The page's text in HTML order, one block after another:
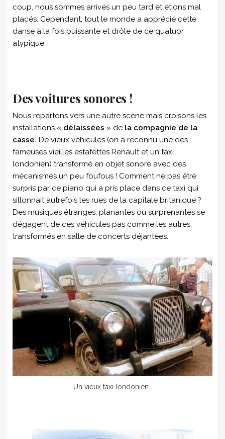
coup, nous sommes arrivés un peu tard et étions mal
placés. Cependant, tout le monde a apprécié cette
danse à la fois puissante et drôle de ce quatuor
atypique.
Des voitures sonores !
Nous repartons vers une autre scène mais croisons les
installations « délaissées » de la compagnie de la
casse. De vieux véhicules (on a reconnu une des
fameuses vieilles estafettes Renault et un taxi
londonien) transformé en objet sonore avec des
mécanismes un peu foufous ! Comment ne pas être
surpris par ce piano qui a pris place dans ce taxi qui
sillonnait autrefois les rues de la capitale britanique ?
Des musiques étranges, planantes ou surprenantes se
dégagent de ces véhicules pas comme les autres,
transformés en salle de concerts déjantées.
Un vieux taxi londonien…